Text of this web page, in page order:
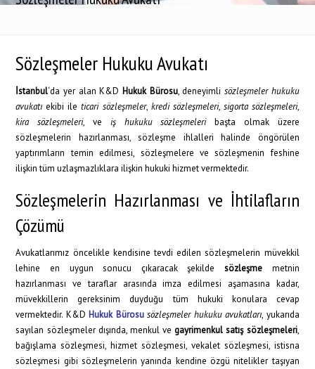
Sözleşmeler Hukuku Avukatı
İstanbul‘da yer alan K&D Hukuk Bürosu, deneyimli sözleşmeler hukuku
avukatı ekibi ileticari sözleşmeler, kredi sözleşmeleri, sigorta sözleşmeleri,
kira sözleşmeleri, ve iş hukuku sözleşmeleribaşta olmak üzere
sözleşmelerin hazırlanması, sözleşme ihlalleri halinde öngörülen
yaptırımların temin edilmesi, sözleşmelere ve sözleşmenin feshine
ilişkin tüm uzlaşmazlıklara ilişkin hukuki hizmet vermektedir.
Sözleşmelerin Hazırlanması ve İhtilafların
Çözümü
Avukatlarımız öncelikle kendisine tevdi edilen sözleşmelerin müvekkil
lehine en uygun sonucu çıkaracak şekilde sözleşme metnin
hazırlanması ve taraflar arasında imza edilmesi aşamasına kadar,
müvekkillerin gereksinim duyduğu tüm hukuki konulara cevap
vermektedir. K&DHukuk Bürosu sözleşmeler hukuku avukatları, yukarıda
sayılan sözleşmeler dışında, menkul vegayrimenkul satış sözleşmeleri,
bağışlama sözleşmesi, hizmet sözleşmesi, vekalet sözleşmesi, istisna
sözleşmesi gibi sözleşmelerin yanında kendine özgü nitelikler taşıyan